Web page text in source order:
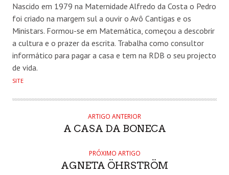
Nascido em 1979 na Maternidade Alfredo da Costa o Pedro
foi criado na margem sul a ouvir o Avô Cantigas e os
Ministars. Formou-se em Matemática, começou a descobrir
a cultura e o prazer da escrita. Trabalha como consultor
informático para pagar a casa e tem na RDB o seu projecto
de vida.
SITE
ARTIGO ANTERIOR
A CASA DA BONECA
PRÓXIMO ARTIGO
AGNETA ÖHRSTRÖM